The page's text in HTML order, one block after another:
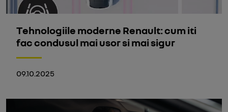
Tehnologiile moderne Renault: cum iti
fac condusul mai usor si mai sigur
09.10.2025